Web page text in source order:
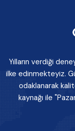
Yılların verdiği
ilke edinmekteyiz.
odaklanarak
kaynağı ile